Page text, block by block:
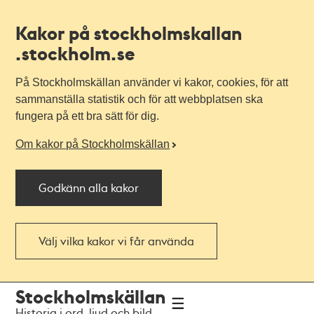
Kakor på stockholmskallan
.stockholm.se
På Stockholmskällan använder vi kakor, cookies, för att
sammanställa statistik och för att webbplatsen ska
fungera på ett bra sätt för dig.
Om kakor på Stockholmskällan
Godkänn alla kakor
Välj vilka kakor vi får använda
navigationen
huvudinnehållet
Stockholmskällan